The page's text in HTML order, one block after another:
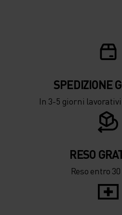
SPEDIZIONE
In 3-5 giorni lavorativi
RESO
Reso entro